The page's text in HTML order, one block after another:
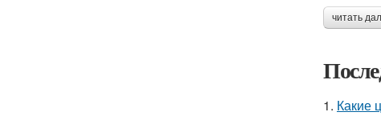
читать
1. Какие